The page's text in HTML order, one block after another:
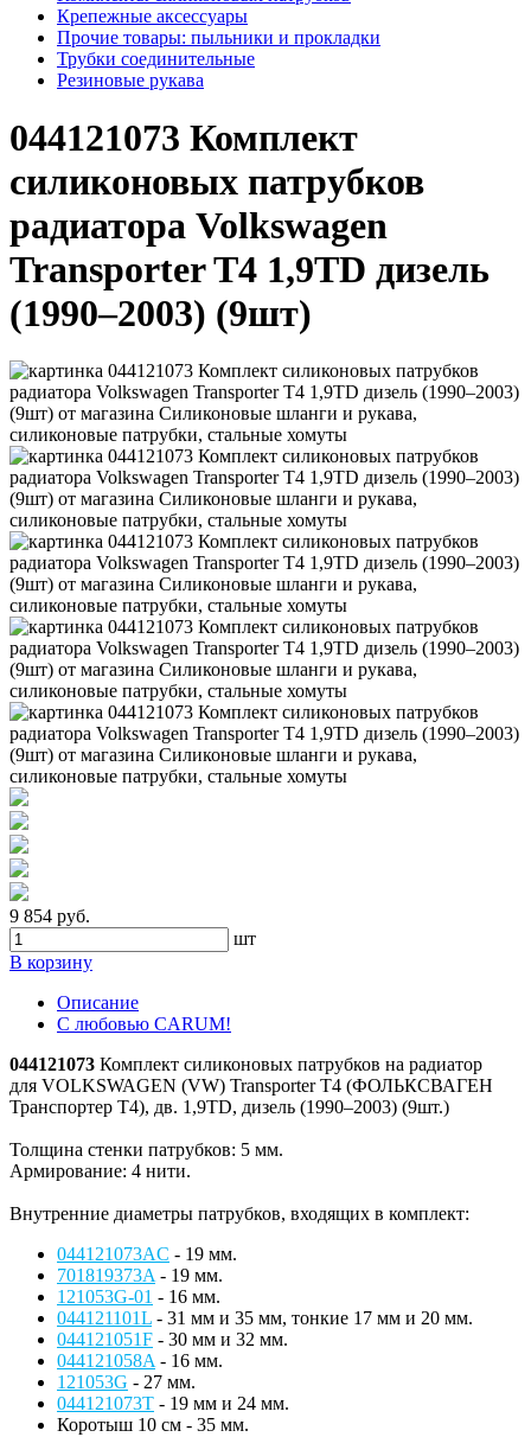
Крепежные аксессуары
Прочие товары: пыльники и прокладки
Трубки соединительные
Резиновые рукава
044121073 Комплект
силиконовых патрубков
радиатора Volkswagen
Transporter T4 1,9TD дизель
(1990–2003) (9шт)
9 854 руб.
шт
В корзину
Описание
С любовью CARUM!
044121073 Комплект силиконовых патрубков на радиатор
для VOLKSWAGEN (VW) Transporter T4 (ФОЛЬКСВАГЕН
Транспортер Т4), дв. 1,9TD, дизель (1990–2003) (9шт.)
Толщина стенки патрубков: 5 мм.
Армирование: 4 нити.
Внутренние диаметры патрубков, входящих в комплект:
044121073AC - 19 мм.
701819373A- 19 мм.
121053G-01 - 16 мм.
044121101L - 31 мм и 35 мм, тонкие 17 мм и 20 мм.
044121051F - 30 мм и 32 мм.
044121058A- 16 мм.
121053G - 27 мм.
044121073T - 19 мм и 24 мм.
Коротыш 10 см - 35 мм.